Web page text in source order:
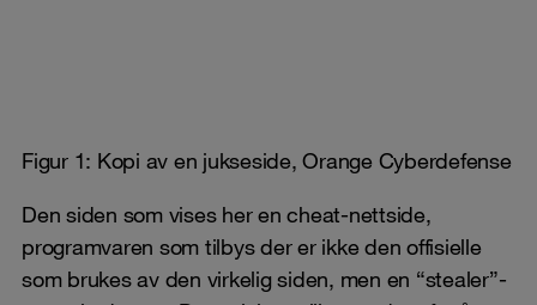
Figur 1: Kopi av en jukseside, Orange Cyberdefense
Den siden som vises her en cheat-nettside,
programvaren som tilbys der er ikke den offisielle
som brukes av den virkelig siden, men en “stealer”-